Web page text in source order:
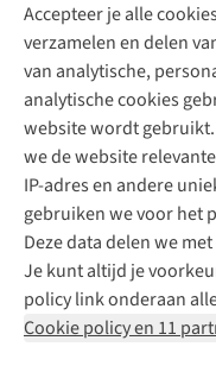
Accepteer je alle
verzamelen en delen
van analytische,
analytische cookies
website wordt
we de website
IP-adres en andere
gebruiken we voor het
Deze data delen we
Je kunt altijd je
policy link onderaan
Cookie policy en 11
+31 (0)85 888 50 88
+31 6 12 28 49 80
Contactformulier